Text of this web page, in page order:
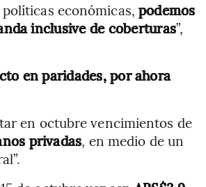
económicas, podemos
inclusive de coberturas”,
en paridades, por ahora
en octubre vencimientos de
privadas, en medio de un